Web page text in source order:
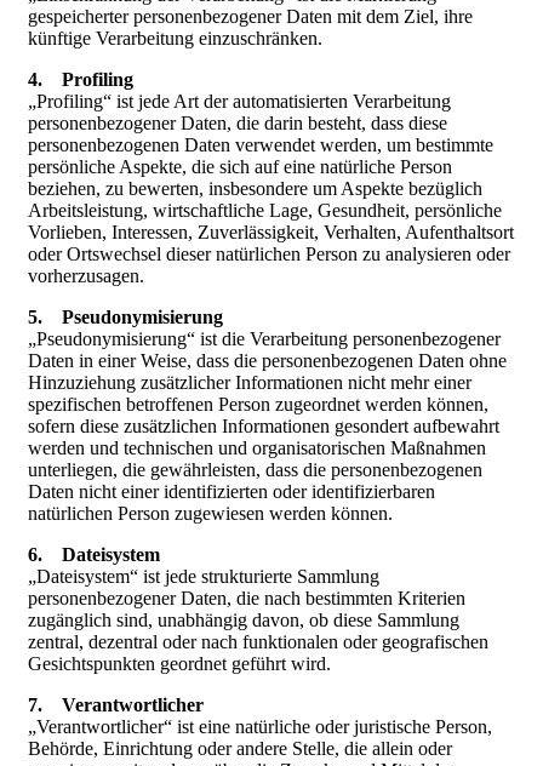
gespeicherter personenbezogener Daten mit dem Ziel, ihre
künftige Verarbeitung einzuschränken.
4. Profiling
„Profiling“ ist jede Art der automatisierten Verarbeitung
personenbezogener Daten, die darin besteht, dass diese
personenbezogenen Daten verwendet werden, um bestimmte
persönliche Aspekte, die sich auf eine natürliche Person
beziehen, zu bewerten, insbesondere um Aspekte bezüglich
Arbeitsleistung, wirtschaftliche Lage, Gesundheit, persönliche
Vorlieben, Interessen, Zuverlässigkeit, Verhalten, Aufenthaltsort
oder Ortswechsel dieser natürlichen Person zu analysieren oder
vorherzusagen.
5. Pseudonymisierung
„Pseudonymisierung“ ist die Verarbeitung personenbezogener
Daten in einer Weise, dass die personenbezogenen Daten ohne
Hinzuziehung zusätzlicher Informationen nicht mehr einer
spezifischen betroffenen Person zugeordnet werden können,
sofern diese zusätzlichen Informationen gesondert aufbewahrt
werden und technischen und organisatorischen Maßnahmen
unterliegen, die gewährleisten, dass die personenbezogenen
Daten nicht einer identifizierten oder identifizierbaren
natürlichen Person zugewiesen werden können.
6. Dateisystem
„Dateisystem“ ist jede strukturierte Sammlung
personenbezogener Daten, die nach bestimmten Kriterien
zugänglich sind, unabhängig davon, ob diese Sammlung
zentral, dezentral oder nach funktionalen oder geografischen
Gesichtspunkten geordnet geführt wird.
7. Verantwortlicher
„Verantwortlicher“ ist eine natürliche oder juristische Person,
Behörde, Einrichtung oder andere Stelle, die allein oder